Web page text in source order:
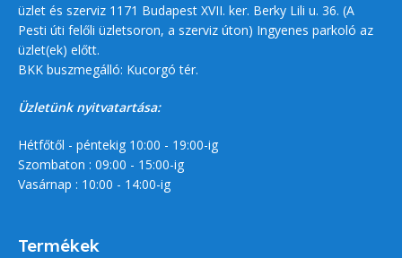
üzlet és szerviz 1171 Budapest XVII. ker. Berky Lili u. 36. (A
Pesti úti felőli üzletsoron, a szerviz úton) Ingyenes parkoló az
üzlet(ek) előtt.
BKK buszmegálló: Kucorgó tér.
Üzletünk nyitvatartása:
Hétfőtől - péntekig 10:00 - 19:00-ig
Szombaton : 09:00 - 15:00-ig
Vasárnap : 10:00 - 14:00-ig
Termékek